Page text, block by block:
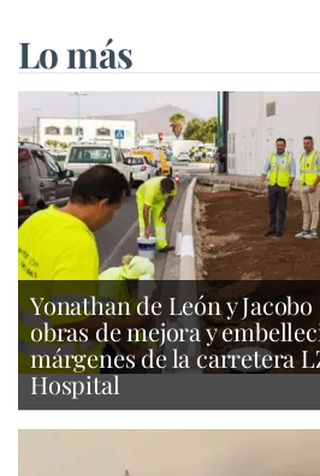
Lo más
Yonathan de León y
obras de mejora y
márgenes de la carretera
Hospital